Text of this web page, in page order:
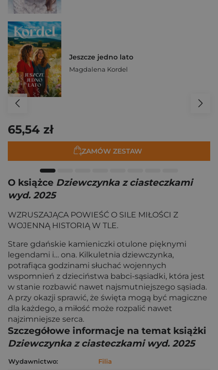
Jeszcze jedno lato
Magdalena Kordel
65,54 zł
ZAMÓW ZESTAW
O książce Dziewczynka z ciasteczkami
wyd. 2025
WZRUSZAJĄCA POWIEŚĆ O SILE MIŁOŚCI Z
WOJENNĄ HISTORIĄ W TLE.
Stare gdańskie kamieniczki otulone pięknymi
legendami i… ona. Kilkuletnia dziewczynka,
potrafiąca godzinami słuchać wojennych
wspomnień z dzieciństwa babci-sąsiadki, która jest
w stanie rozbawić nawet najsmutniejszego sąsiada.
A przy okazji sprawić, że święta mogą być magiczne
dla każdego, a miłość może rozpalić nawet
najzimniejsze serca.
Szczegółowe informacje na temat książki
Dziewczynka z ciasteczkami wyd. 2025
Wydawnictwo:
Filia